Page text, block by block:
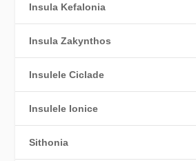
Insula Kefalonia
Insula Zakynthos
Insulele Ciclade
Insulele Ionice
Sithonia